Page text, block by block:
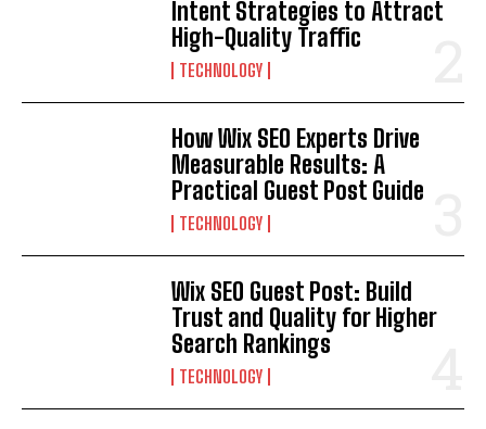
Intent Strategies to Attract
High-Quality Traffic
TECHNOLOGY
How Wix SEO Experts Drive
Measurable Results: A
Practical Guest Post Guide
TECHNOLOGY
Wix SEO Guest Post: Build
Trust and Quality for Higher
Search Rankings
TECHNOLOGY